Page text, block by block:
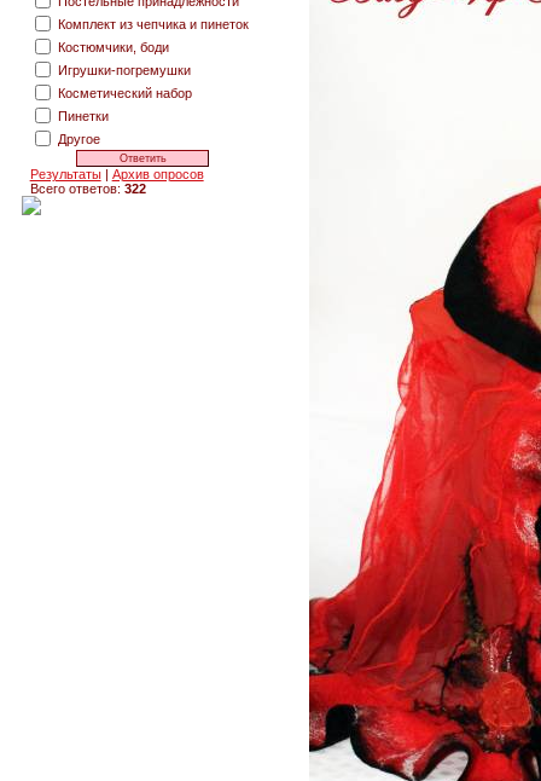
Комплект из чепчика и пинеток
Костюмчики, боди
Игрушки-погремушки
Косметический набор
Пинетки
Другое
Результаты| Архив опросов
Всего ответов: 322